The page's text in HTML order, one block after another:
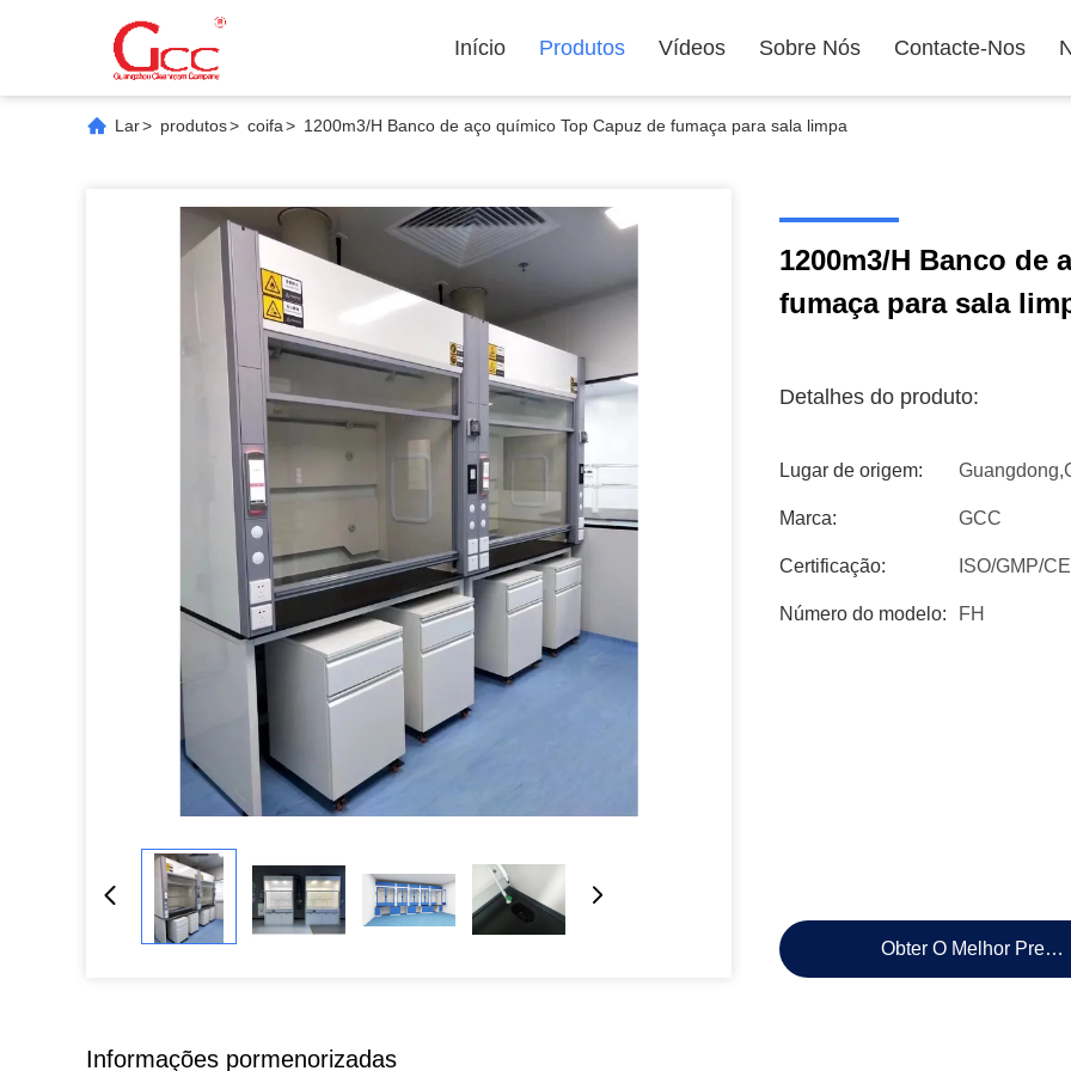
Início Produtos Vídeos Sobre Nós Contacte-Nos
Lar> produtos> coifa> 1200m3/H Banco de aço químico Top Capuz de fumaça para sala limpa
1200m3/H Banco de
fumaça para sala
Detalhes do produto:
Lugar de origem:
Marca: GCC
Certificação: ISO/GMP/CE
Número do modelo: FH
Obter O Melhor Preço
Informações pormenorizadas